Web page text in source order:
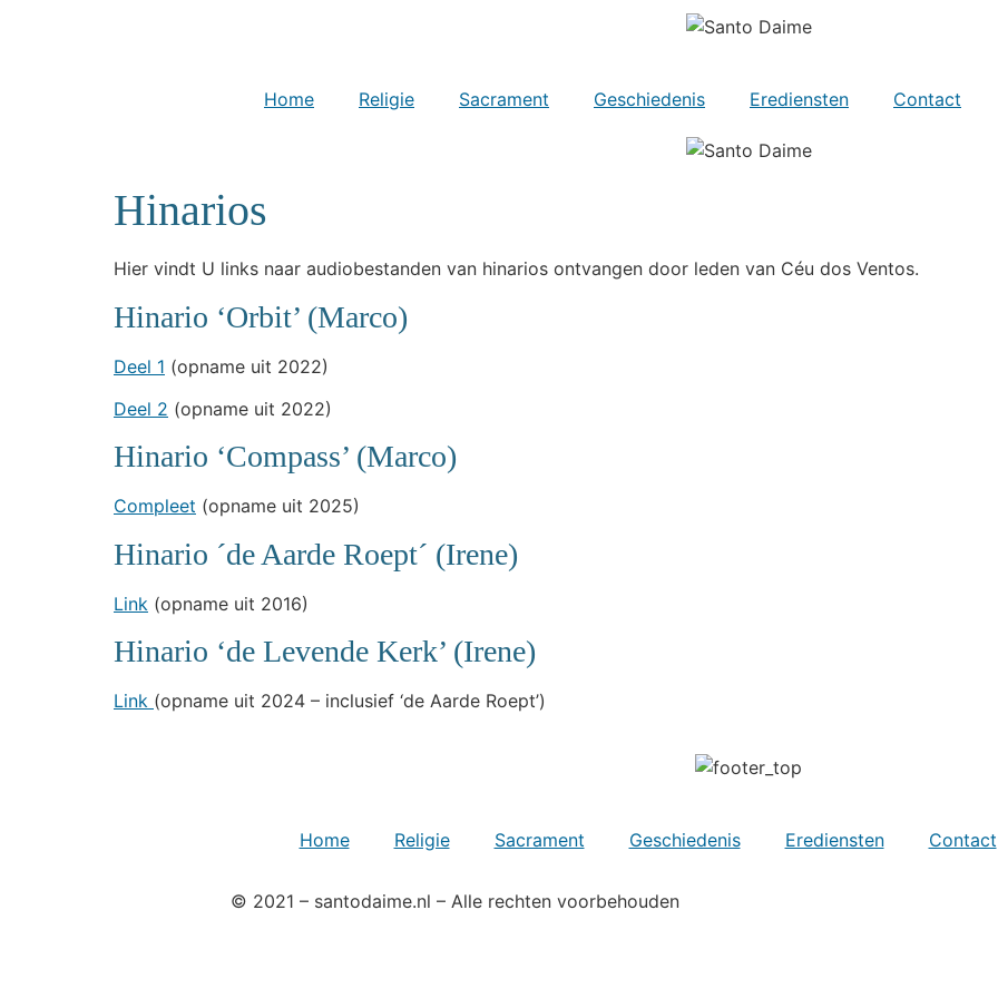
Home Religie Sacrament Geschiedenis Erediensten Contact
Hinarios
Hier vindt U links naar audiobestanden van hinarios ontvangen door leden van Céu dos Ventos.
Hinario ‘Orbit’ (Marco)
Deel 1 (opname uit 2022)
Deel 2 (opname uit 2022)
Hinario ‘Compass’ (Marco)
Compleet (opname uit 2025)
Hinario ´de Aarde Roept´ (Irene)
Link (opname uit 2016)
Hinario ‘de Levende Kerk’ (Irene)
Link (opname uit 2024 – inclusief ‘de Aarde Roept’)
Home Religie Sacrament Geschiedenis Erediensten Contact
© 2021 – santodaime.nl – Alle rechten voorbehouden